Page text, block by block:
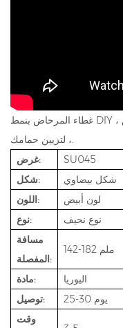
غطاء المرحاض بنمط DIY ، يمكن طباعة النمط في غطاء مقعد المرحاض
، لتزيين حمامك.
غرض:
SU045
شكل:
شكل بيضاوي
اللون:
لون أبيض
نوع:
نوع نحيف
مسافة
المفصلة:
142-182 ملم
مادة:
اليوريا
توصيل:
25-30 يوم
وقت